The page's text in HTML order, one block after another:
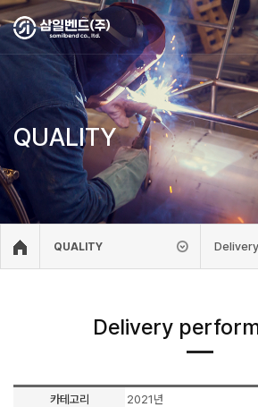
QUALITY
QUALITY
Delivery
카테고리
2021년